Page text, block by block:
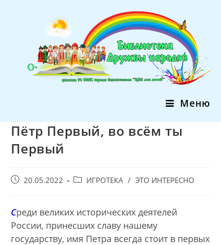
Меню
Пётр Первый, во всём ты
Первый
Запись20.05.2022
PostИГРОТЕКА / ЭТО ИНТЕРЕСНО
Среди великих исторических деятелей
России, принесших славу нашему
государству, имя Петра всегда стоит в первых